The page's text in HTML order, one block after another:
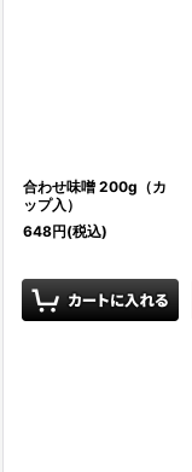
合わせ味噌 200g（カ
ップ入）
648円(税込)